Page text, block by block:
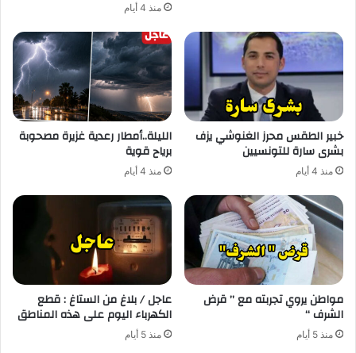
منذ 4 أيام
خبير الطقس محرز الغنوشي يزف
بشرى سارة للتونسيين
منذ 4 أيام
الليلة..أمطار رعدية غزيرة مصحوبة
برياح قوية
منذ 4 أيام
مواطن يروي تجربته مع ” قرض
الشرف “
منذ 5 أيام
عاجل / بلاغ من الستاغ : قطع
الكهرباء اليوم على هذه المناطق
منذ 5 أيام